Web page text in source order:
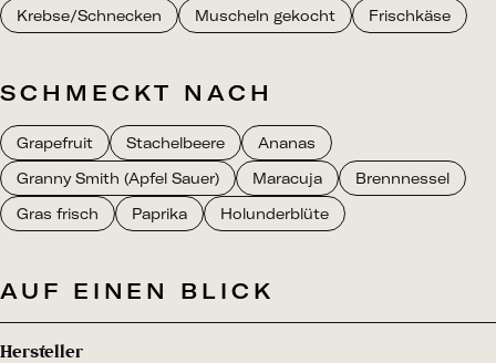
Krebse/Schnecken
Muscheln gekocht Frischkäse
SCHMECKT NACH
Grapefruit Stachelbeere
Ananas
Granny Smith (Apfel Sauer)
Maracuja
Brennnessel
Gras frisch
Paprika Holunderblüte
AUF EINEN BLICK
Hersteller